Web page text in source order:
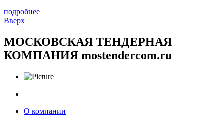
подробнее
Вверх
МОСКОВСКАЯ ТЕНДЕРНАЯ
КОМПАНИЯ mostendercom.ru
О компании